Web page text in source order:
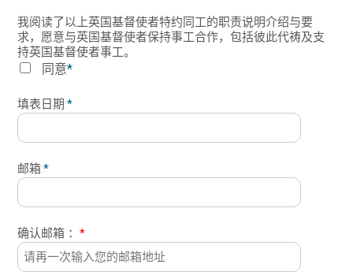
我阅读了以上英国基督使者特约同工的职责说明介绍与要
求，愿意与英国基督使者保持事工合作，包括彼此代祷及支
持英国基督使者事工。
同意*
填表日期:*
邮箱:*
确认邮箱 ： *